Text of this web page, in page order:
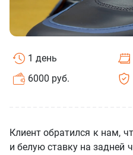
1 день
6000 руб.
Клиент обратился к нам,
и белую ставку на задней